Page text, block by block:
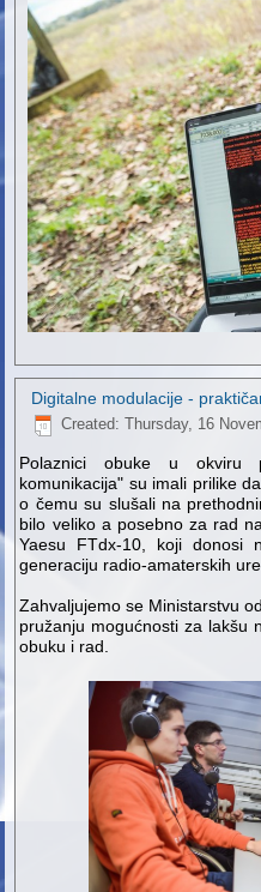
Digitalne modulacije -
Created: Thursday, 16
Polaznici obuke u okviru
komunikacija" su imali prilike
o čemu su slušali na
bilo veliko a posebno za rad
Yaesu FTdx-10, koji donosi
generaciju radio-amaterskih
Zahvaljujemo se Ministarstvu
pružanju mogućnosti za lakšu
obuku i rad.